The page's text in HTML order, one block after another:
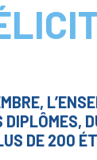
DIPLÔMES,
DE 200